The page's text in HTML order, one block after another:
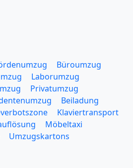
Büroumzug
Laborumzug
Privatumzug
Beiladung
Klaviertransport
Möbeltaxi
Umzugskartons